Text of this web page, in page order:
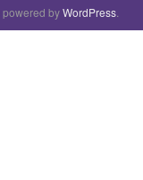
powered byWordPress.